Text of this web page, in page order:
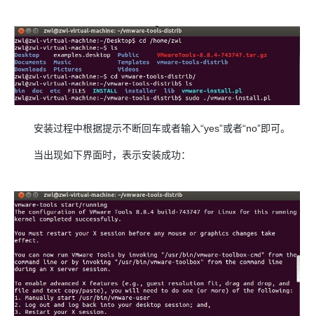
安装过程中根据提示不断回车或者输入“yes”或者“no”即可。
当出现如下界面时，表示安装成功：